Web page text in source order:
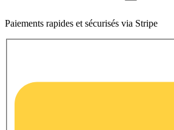
Paiements rapides et sécurisés via Stripe